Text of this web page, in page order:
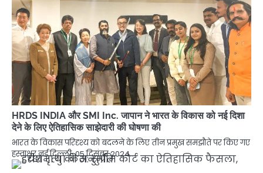
HRDS INDIA और SMI Inc. जापान ने भारत के विकास को नई दिशा
देने के लिए ऐतिहासिक साझेदारी की घोषणा की
भारत के विकास परिदृश्य को बदलने के लिए तीन प्रमुख समझौते पर किए गए
हस्ताक्षर नई दिल्ली, 05 दिसंबर 2024…